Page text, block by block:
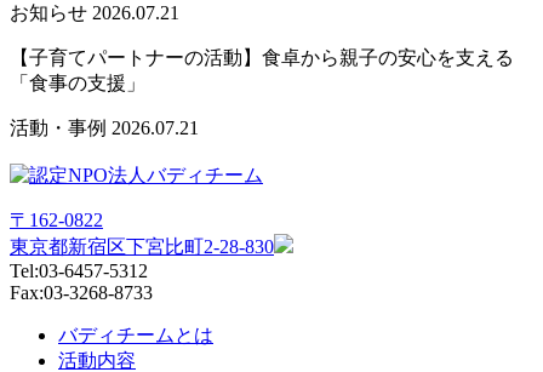
お知らせ 2026.07.21
【子育てパートナーの活動】食卓から親子の安心を支える
「食事の支援」
活動・事例 2026.07.21
〒162-0822
東京都新宿区下宮比町2-28-830
Tel:03-6457-5312
Fax:03-3268-8733
バディチームとは
活動内容